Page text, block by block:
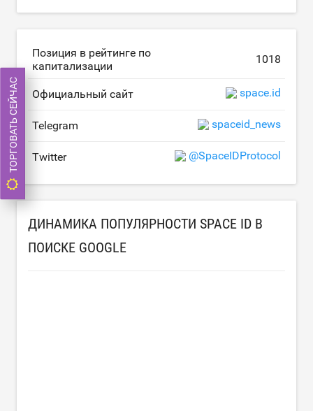
Позиция в рейтинге по
капитализации
1018
Официальный сайт space.id
Telegram spaceid_news
Twitter @SpaceIDProtocol
ДИНАМИКА ПОПУЛЯРНОСТИ SPACE ID В
ПОИСКЕ GOOGLE
ТОРГОВАТЬ СЕЙЧАС